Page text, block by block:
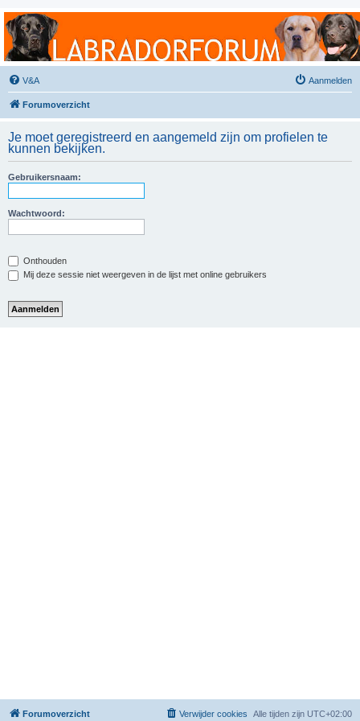
Labradorforum
Het gezelligste Labradorforum van Nederland en België!
V&A Aanmelden
Forumoverzicht
Je moet geregistreerd en aangemeld zijn om profielen te
kunnen bekijken.
Gebruikersnaam:
Wachtwoord:
Onthouden
Mij deze sessie niet weergeven in de lijst met online gebruikers
Forumoverzicht Alle tijden zijn UTC+02:00
Verwijder cookies